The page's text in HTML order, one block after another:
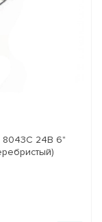
8043C 24В 6"